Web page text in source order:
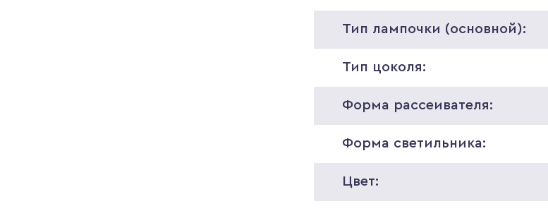
Тип лампочки (основной):
Тип цоколя:
Форма рассеивателя:
Форма светильника:
Цвет: